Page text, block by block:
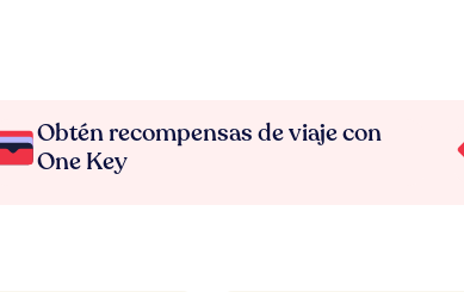
Obtén recompensas de viaje con
One Key